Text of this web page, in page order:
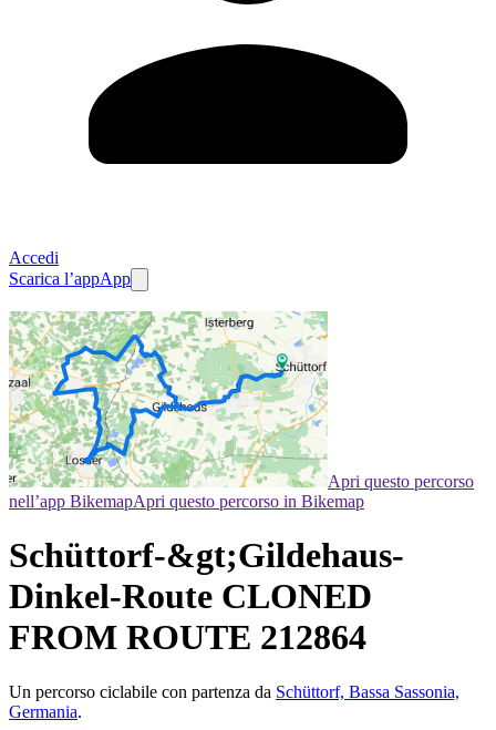
Accedi
Scarica l’appApp
Apri questo percorso
nell’app BikemapApri questo percorso in Bikemap
Schüttorf-&gt;Gildehaus-
Dinkel-Route CLONED
FROM ROUTE 212864
Un percorso ciclabile con partenza da Schüttorf, Bassa Sassonia,
Germania.